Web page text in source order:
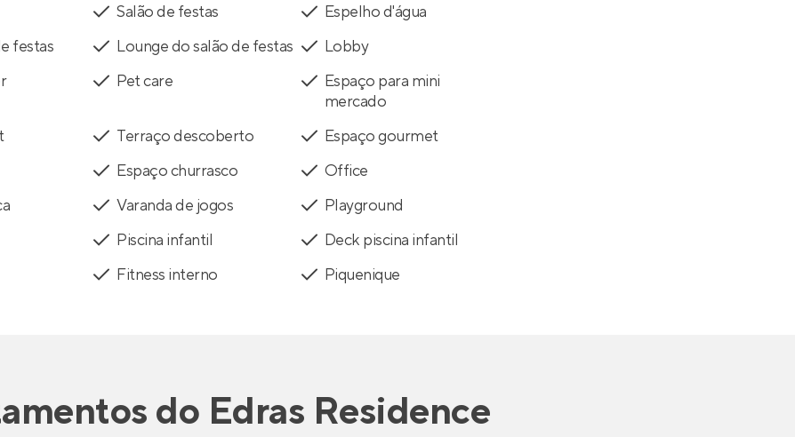
Salão de festas
Espelho d'água
festas
Lounge do salão de festas
Lobby
Pet care
Espaço para mini
mercado
Terraço descoberto
Espaço gourmet
Espaço churrasco
Office
Varanda de jogos
Playground
Piscina infantil
Deck piscina infantil
Fitness interno Piquenique
do Edras Residence